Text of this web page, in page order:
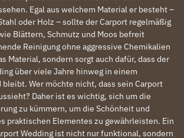
Egal aus welchem Material er besteht –
oder Holz – sollte der Carport regelmäßig
Blättern, Schmutz und Moos befreit
Reinigung ohne aggressive Chemikalien
Material, sondern sorgt auch dafür, dass der
über viele Jahre hinweg in einem
Wer möchte nicht, dass sein Carport
Daher ist es wichtig, sich um die
zu kümmern, um die Schönheit und
praktischen Elementes zu gewährleisten. Ein
Wedding ist nicht nur funktional, sondern